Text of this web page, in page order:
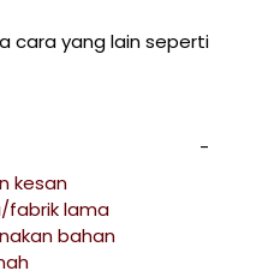
cara yang lain seperti
kesan
fabrik lama
bahan